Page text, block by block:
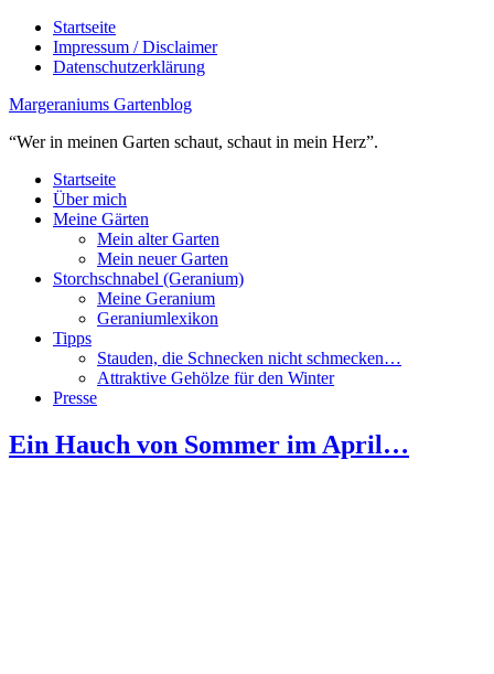
Startseite
Impressum / Disclaimer
Datenschutzerklärung
Margeraniums Gartenblog
“Wer in meinen Garten schaut, schaut in mein Herz”.
Startseite
Über mich
Meine Gärten
Mein alter Garten
Mein neuer Garten
Storchschnabel (Geranium)
Meine Geranium
Geraniumlexikon
Tipps
Stauden, die Schnecken nicht schmecken…
Attraktive Gehölze für den Winter
Presse
Ein Hauch von Sommer im April…